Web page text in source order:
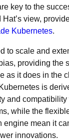
key to the
view,
Kubernetes.
to scale and
providing the
as it does in the
is
and
while the
engine mean it
innovations.